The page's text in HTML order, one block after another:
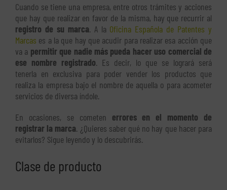
Cuando se tiene una empresa, entre otros trámites y acciones
que hay que realizar en favor de la misma, hay que recurrir al
registro de su marca. A la Oficina Española de Patentes y
Marcas es a la que hay que acudir para realizar esa acción que
va a permitir que nadie más pueda hacer uso comercial de
ese nombre registrado. Es decir, lo que se logrará será
tenerla en exclusiva para poder vender los productos que
realiza la empresa bajo el nombre de aquella o para acometer
servicios de diversa índole.
En ocasiones, se cometen errores en el momento de
registrar la marca. ¿Quieres saber qué no hay que hacer para
evitarlos? Sigue leyendo y lo descubrirás.
Clase de producto